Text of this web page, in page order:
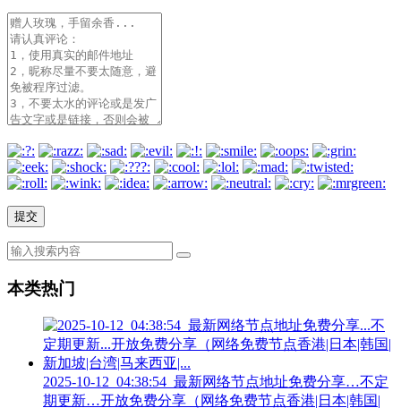
本类热门
2025-10-12_04:38:54_最新网络节点地址免费分享…不定
期更新…开放免费分享（网络免费节点香港|日本|韩国|